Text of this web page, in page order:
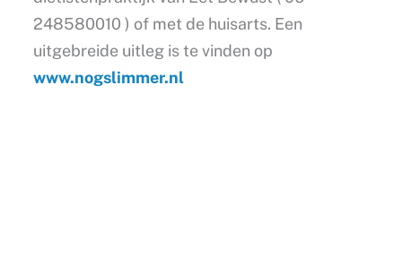
248580010 ) of met de huisarts. Een
uitgebreide uitleg is te vinden op
www.nogslimmer.nl